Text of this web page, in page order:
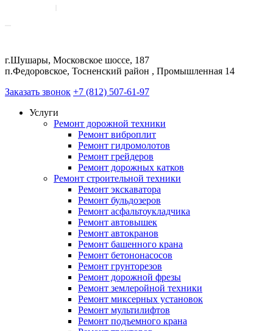
г.Шушары, Московское шоссе, 187
п.Федоровское, Тосненский район , Промышленная 14
Заказать звонок +7 (812) 507-61-97
Услуги
Ремонт дорожной техники
Ремонт виброплит
Ремонт гидромолотов
Ремонт грейдеров
Ремонт дорожных катков
Ремонт строительной техники
Ремонт экскаватора
Ремонт бульдозеров
Ремонт асфальтоукладчика
Ремонт автовышек
Ремонт автокранов
Ремонт башенного крана
Ремонт бетононасосов
Ремонт грунторезов
Ремонт дорожной фрезы
Ремонт землеройной техники
Ремонт миксерных установок
Ремонт мультилифтов
Ремонт подъемного крана